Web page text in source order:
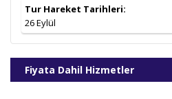
Tur Hareket Tarihleri:
26 Eylül
Fiyata Dahil Hizmetler